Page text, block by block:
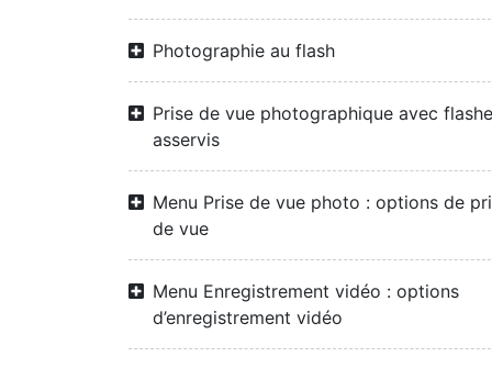
Photographie au flash
Prise de vue photographique avec
asservis
Menu Prise de vue photo : options de
de vue
Menu Enregistrement vidéo : options
d’enregistrement vidéo